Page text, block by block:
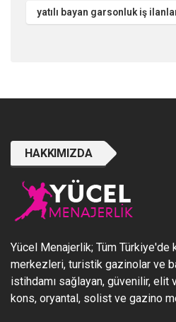
yatılı bayan garsonluk iş
HAKKIMIZDA
Yücel Menajerlik; Tüm
merkezleri, turistik gazinolar ve
istihdamı sağlayan, güvenilir, elit
kons, oryantal, solist ve gazino